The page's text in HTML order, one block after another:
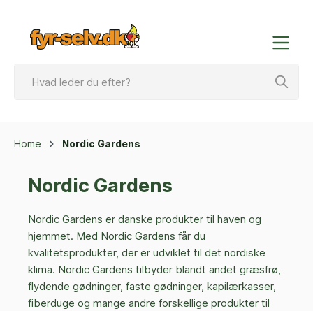
Home Nordic Gardens
Nordic Gardens
Nordic Gardens er danske produkter til haven og
hjemmet. Med Nordic Gardens får du
kvalitetsprodukter, der er udviklet til det nordiske
klima. Nordic Gardens tilbyder blandt andet græsfrø,
flydende gødninger, faste gødninger, kapilærkasser,
fiberduge og mange andre forskellige produkter til